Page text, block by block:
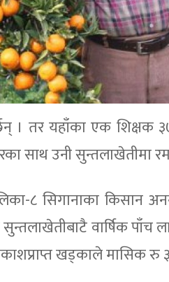
तर यहाँका एक शिक्षक
साथ उनी सुन्तलाखेतीमा
८ सिगानाका किसान
वार्षिक
खड्काले